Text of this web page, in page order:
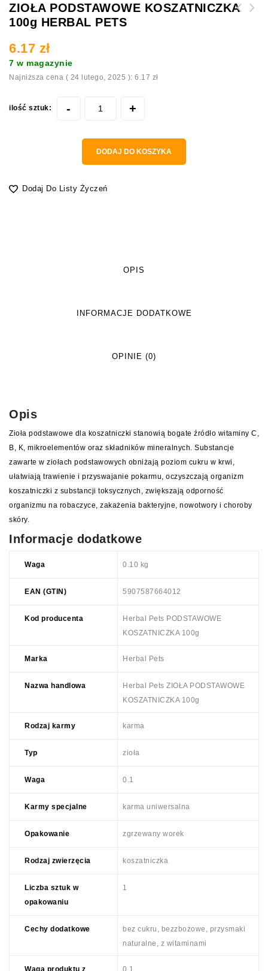
ZIOŁA PODSTAWOWE KOSZATNICZKA
100g HERBAL PETS
6.17 zł
7 w magazynie
Najniższa cena ( 24 lutego, 2025 ): 6.17 zł
ilość sztuk:
DODAJ DO KOSZYKA
Dodaj Do Listy Życzeń
OPIS
INFORMACJE DODATKOWE
OPINIE (0)
Opis
Zioła podstawowe dla koszatniczki stanowią bogate źródło witaminy C,
B, K, mikroelementów oraz składników mineralnych. Substancje
zawarte w ziołach podstawowych obniżają poziom cukru w krwi,
ułatwiają trawienie i przyswajanie pokarmu, oczyszczają organizm
koszatniczki z substancji toksycznych, zwiększają odporność
organizmu na robaczyce, zakażenia bakteryjne, nowotwory i choroby
skóry.
Informacje dodatkowe
Waga 0.10 kg
EAN (GTIN) 5907587664012
Kod producenta
Herbal Pets PODSTAWOWE
KOSZATNICZKA 100g
Marka Herbal Pets
Nazwa handlowa
Herbal Pets ZIOŁA PODSTAWOWE
KOSZATNICZKA 100g
Rodzaj karmy karma
Typ zioła
Waga 0.1
Karmy specjalne karma uniwersalna
Opakowanie zgrzewany worek
Rodzaj zwierzęcia koszatniczka
Liczba sztuk w
opakowaniu
1
Cechy dodatkowe
bez cukru, bezzbożowe, przysmaki
naturalne, z witaminami
Waga produktu z 0.1